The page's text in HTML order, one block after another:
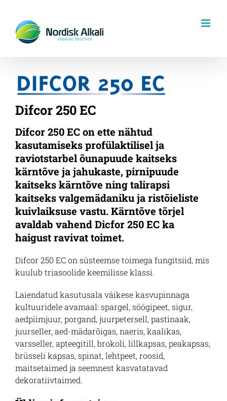
content
Difcor 250 EC
Difcor 250 EC on ette nähtud
kasutamiseks profülaktilisel ja
raviotstarbel õunapuude kaitseks
kärntõve ja jahukaste, pirnipuude
kaitseks kärntõve ning talirapsi
kaitseks valgemädaniku ja ristõieliste
kuivlaiksuse vastu. Kärntõve tõrjel
avaldab vahend Dicfor 250 EC ka
haigust ravivat toimet.
Difcor 250 EC on süsteemse toimega fungitsiid, mis
kuulub triasoolide keemilisse klassi.
Laiendatud kasutusala väikese kasvupinnaga
kultuuridele avamaal: spargel, söögipeet, sigur,
aedpiimjuur, porgand, juurpetersell, pastinaak,
juurseller, aed-mädarõigas, naeris, kaalikas,
varsseller, apteegitill, brokoli, lillkapsas, peakapsas,
brüsseli kapsas, spinat, lehtpeet, roosid,
maitsetaimed ja seemnest kasvatatavad
dekoratiivtaimed.